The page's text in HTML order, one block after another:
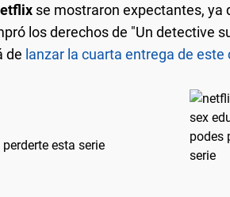
se mostraron expectantes, ya
los derechos de "Un detective
de lanzar la cuarta entrega de este
esta serie